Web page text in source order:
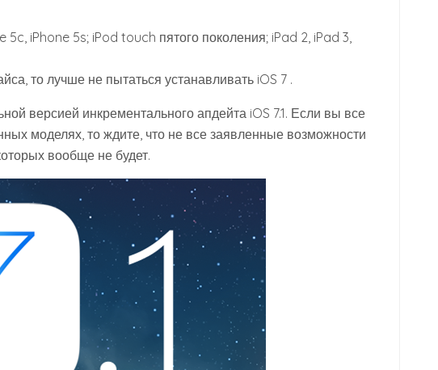
5c, iPhone 5s; iPod touch пятого поколения; iPad 2, iPad 3,
то лучше не пытаться устанавливать iOS 7 .
версией инкрементального апдейта iOS 7.1. Если вы все
моделях, то ждите, что не все заявленные возможности
вообще не будет.